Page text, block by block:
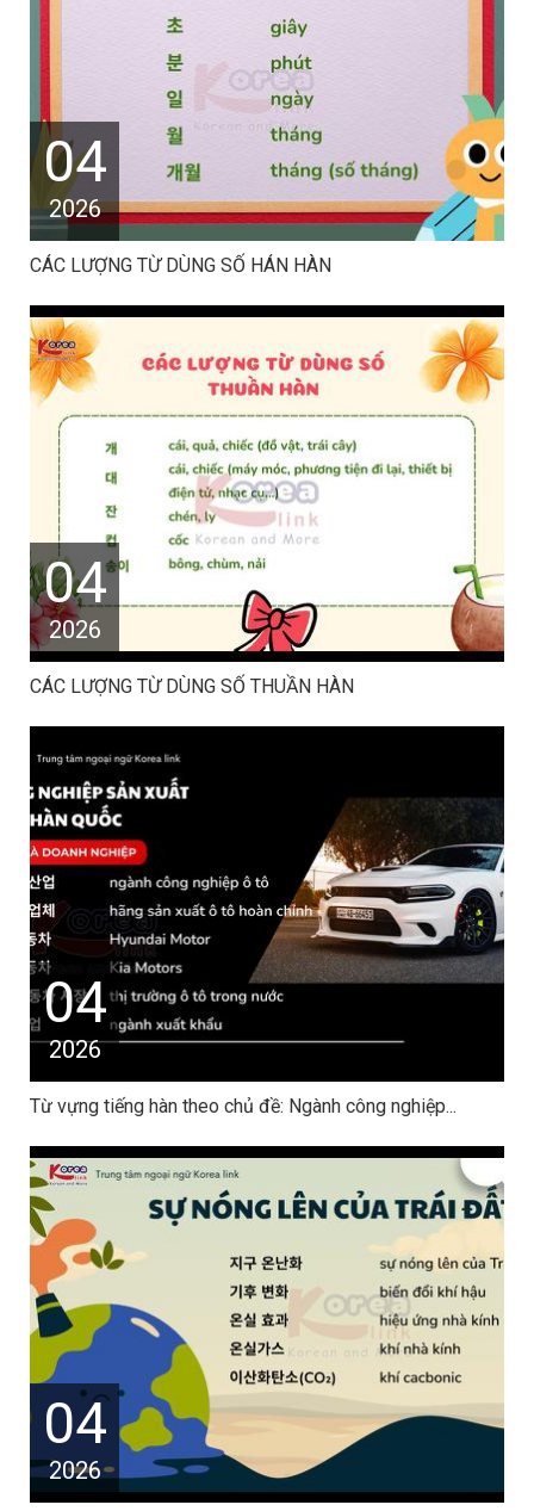
04
2026
CÁC LƯỢNG TỪ DÙNG SỐ HÁN HÀN
04
2026
CÁC LƯỢNG TỪ DÙNG SỐ THUẦN HÀN
04
2026
Từ vựng tiếng hàn theo chủ đề: Ngành công nghiệp...
04
2026